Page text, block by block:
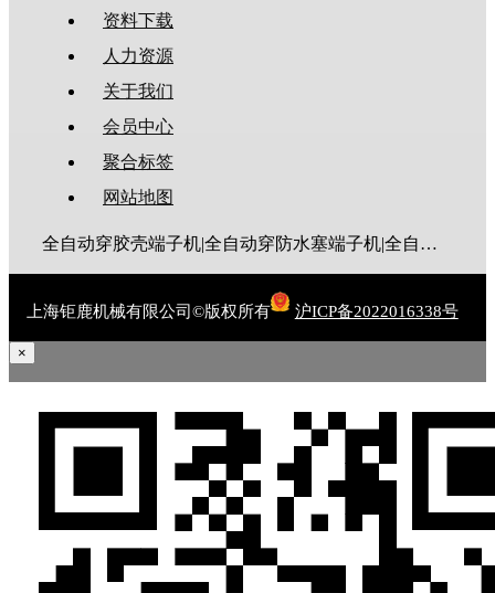
资料下载
人力资源
关于我们
会员中心
聚合标签
网站地图
全自动穿胶壳端子机|全自动穿防水塞端子机|全自动穿热缩管端子机|全自动穿护套端子机|全自动穿号码管端子机|全自动端子机|全自动穿防水栓端子机|端子压着机|端子压接机|静音端子机|多芯线端子机|护套线端子机|全自动排线端子机|新能源大平方压接机|电脑剥线机|自动剥线机|裁线机|剥线机
上海钜鹿机械有限公司©版权所有 沪ICP备2022016338号
×